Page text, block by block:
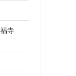
寺